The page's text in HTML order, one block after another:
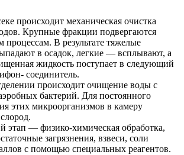
происходит механическая очистка
Крупные фракции подвергаются
В результате тяжелые
в осадок, легкие — всплывают, а
жидкость поступает в следующий
соединитель.
происходит очищение воды с
бактерий. Для постоянного
этих микроорганизмов в камеру
этап — физико-химическая обработка,
загрязнения, взвеси, соли
с помощью специальных реагентов.